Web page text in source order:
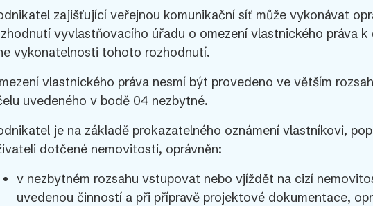
zajišťující veřejnou komunikační síť může vykonávat
vyvlastňovacího úřadu o omezení vlastnického práva
vykonatelnosti tohoto rozhodnutí.
vlastnického práva nesmí být provedeno ve větším
uvedeného v bodě 04 nezbytné.
je na základě prokazatelného oznámení vlastníkovi,
dotčené nemovitosti, oprávněn:
v nezbytném rozsahu vstupovat nebo vjíždět na cizí
uvedenou činností a při přípravě projektové dokumentace,